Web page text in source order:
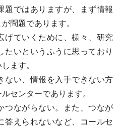
題ではありますが、まず情報
問題であります。
ていくために、様々、研究
たいというふうに思っており
ます。
い、情報を入手できない方
センターであります。
ながらない。また、つなが
答えられないなど、コールセ